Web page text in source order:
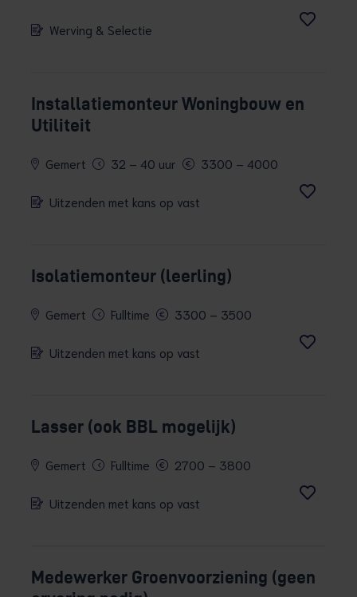
Werving & Selectie
Installatiemonteur Woningbouw en
Utiliteit
Gemert 32 – 40 uur 3300 – 4000
Uitzenden met kans op vast
Isolatiemonteur (leerling)
Gemert Fulltime 3300 – 3500
Uitzenden met kans op vast
Lasser (ook BBL mogelijk)
Gemert Fulltime 2700 – 3800
Uitzenden met kans op vast
Medewerker Groenvoorziening (geen